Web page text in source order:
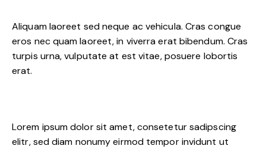
Aliquam laoreet sed neque ac vehicula. Cras congue
eros nec quam laoreet, in viverra erat bibendum. Cras
turpis urna, vulputate at est vitae, posuere lobortis
erat.
Lorem ipsum dolor sit amet, consetetur sadipscing
elitr, sed diam nonumy eirmod tempor invidunt ut